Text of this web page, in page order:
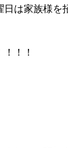
は家族様を
！！